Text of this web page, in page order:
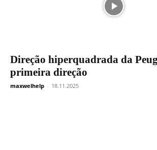
Direção hiperquadrada da
primeira direção
maxwelhelp - 18.11.2025